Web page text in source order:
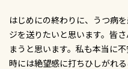
はじめにの終わりに、うつ病
ジを送りたいと思います。皆
まうと思います。私も本当に
時には絶望感に打ちひしがれ